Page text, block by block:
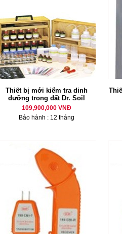
Thiết bị mới kiểm tra dinh
dưỡng trong đất Dr. Soil
109,900,000 VNĐ
Bảo hành : 12 tháng